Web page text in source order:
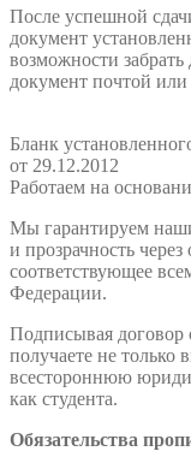
После успешной
документ
возможности
документ почтой или
Бланк
от 29.12.2012
Работаем на
Мы гарантируем
и прозрачность
соответствующее
Федерации.
Подписывая
получаете не только
всестороннюю
как студента.
Обязательства